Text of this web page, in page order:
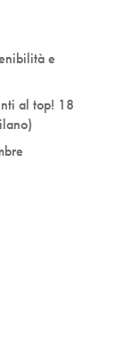
e
al top! 18